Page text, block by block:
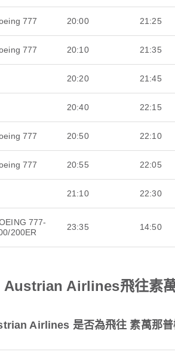
777 20:00 21:25
777 20:10 21:35
20:20 21:45
20:40 22:15
777 20:50 22:10
777 20:55 22:05
21:10 22:30
777-
200ER
23:35 14:50
Austrian Airlines飛往素
Airlines 是否為飛往 素萬那普